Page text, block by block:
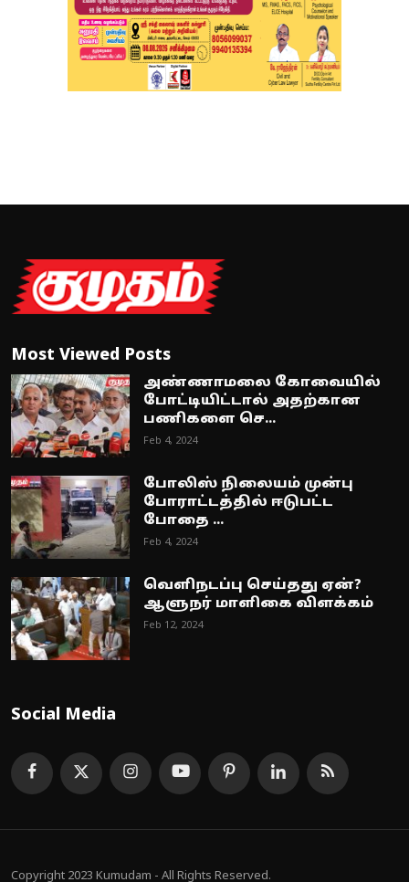
Most Viewed Posts
அண்ணாமலை கோவையில்
போட்டியிட்டால் அதற்கான
பணிகளை செ...
Feb 4, 2024
போலிஸ் நிலையம் முன்பு
போராட்டத்தில் ஈடுபட்ட
போதை ...
Feb 4, 2024
வெளிநடப்பு செய்தது ஏன்?
ஆளுநர் மாளிகை விளக்கம்
Feb 12, 2024
Social Media
Copyright 2023 Kumudam - All Rights Reserved.